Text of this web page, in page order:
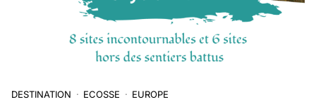
DESTINATION ECOSSE EUROPE